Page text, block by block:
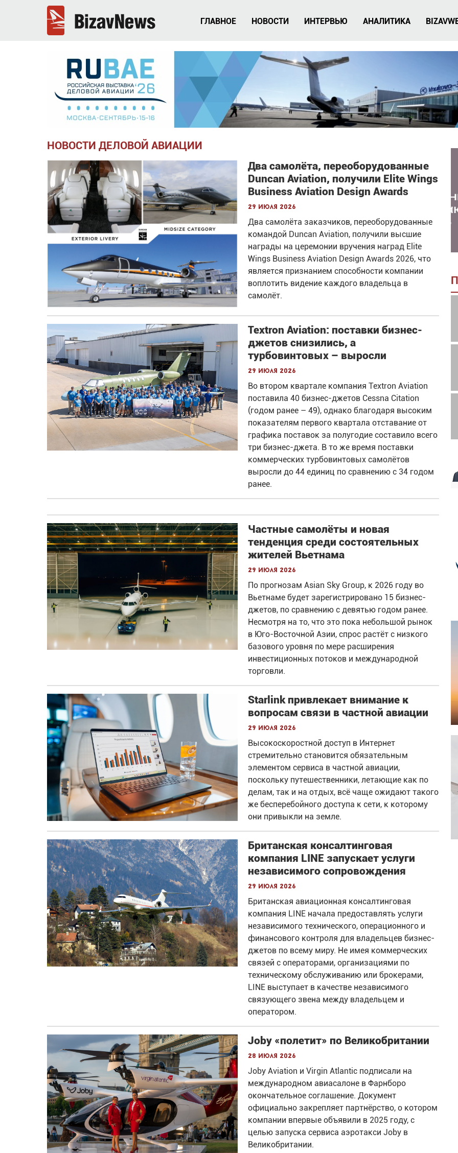
ГЛАВНОЕ НОВОСТИ ИНТЕРВЬЮ АНАЛИТИКА
НОВОСТИ ДЕЛОВОЙ АВИАЦИИ
Два самолёта, переоборудованные
Duncan Aviation, получили Elite Wings
Business Aviation Design Awards
29 июля 2026
Два самолёта заказчиков, переоборудованные
командой Duncan Aviation, получили высшие
награды на церемонии вручения наград Elite
Wings Business Aviation Design Awards 2026, что
является признанием способности компании
воплотить видение каждого владельца в
самолёт.
Textron Aviation: поставки бизнес-
джетов снизились, а
турбовинтовых – выросли
29 июля 2026
Во втором квартале компания Textron Aviation
поставила 40 бизнес-джетов Cessna Citation
(годом ранее – 49), однако благодаря высоким
показателям первого квартала отставание от
графика поставок за полугодие составило всего
три бизнес-джета. В то же время поставки
коммерческих турбовинтовых самолётов
выросли до 44 единиц по сравнению с 34 годом
ранее.
Частные самолёты и новая
тенденция среди состоятельных
жителей Вьетнама
29 июля 2026
По прогнозам Asian Sky Group, к 2026 году во
Вьетнаме будет зарегистрировано 15 бизнес-
джетов, по сравнению с девятью годом ранее.
Несмотря на то, что это пока небольшой рынок
в Юго-Восточной Азии, спрос растёт с низкого
базового уровня по мере расширения
инвестиционных потоков и международной
торговли.
Starlink привлекает внимание к
вопросам связи в частной авиации
29 июля 2026
Высокоскоростной доступ в Интернет
стремительно становится обязательным
элементом сервиса в частной авиации,
поскольку путешественники, летающие как по
делам, так и на отдых, всё чаще ожидают такого
же бесперебойного доступа к сети, к которому
они привыкли на земле.
Британская консалтинговая
компания LINE запускает услуги
независимого сопровождения
29 июля 2026
Британская авиационная консалтинговая
компания LINE начала предоставлять услуги
независимого технического, операционного и
финансового контроля для владельцев бизнес-
джетов по всему миру. Не имея коммерческих
связей с операторами, организациями по
техническому обслуживанию или брокерами,
LINE выступает в качестве независимого
связующего звена между владельцем и
оператором.
Joby «полетит» по Великобритании
28 июля 2026
Joby Aviation и Virgin Atlantic подписали на
международном авиасалоне в Фарнборо
окончательное соглашение. Документ
официально закрепляет партнёрство, о котором
компании впервые объявили в 2025 году, с
целью запуска сервиса аэротакси Joby в
Великобритании.